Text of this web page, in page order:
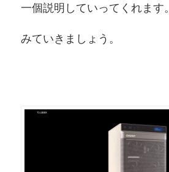
一個説明していってくれます。
みていきましょう。